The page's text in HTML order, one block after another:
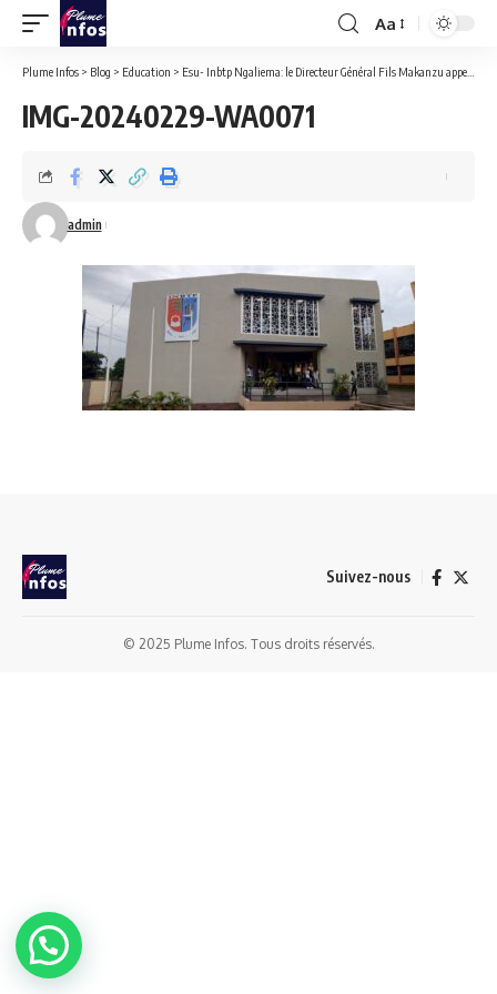
Font
Resizer
Aa
Plume Infos > Blog > Education > Esu- Inbtp Ngaliema: le Directeur Général Fils Makanzu appelle les nouveaux étudiants à adopter un comportement digne.
IMG-20240229-WA0071
admin
Suivez-nous
© 2025 Plume Infos. Tous droits réservés.